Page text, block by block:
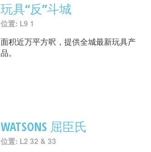
玩具“反”斗城
位置: L9 1
面积近万平方呎，提供全城最新玩具产
品。
WATSONS 屈臣氏
位置: L2 32 & 33